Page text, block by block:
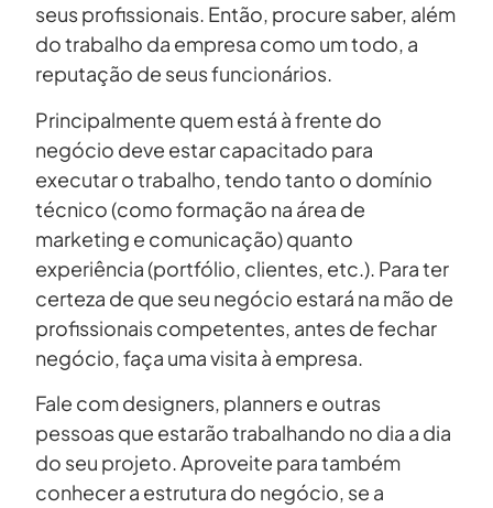
seus profissionais. Então, procure saber, além
do trabalho da empresa como um todo, a
reputação de seus funcionários.
Principalmente quem está à frente do
negócio deve estar capacitado para
executar o trabalho, tendo tanto o domínio
técnico (como formação na área de
marketing e comunicação) quanto
experiência (portfólio, clientes, etc.). Para ter
certeza de que seu negócio estará na mão de
profissionais competentes, antes de fechar
negócio, faça uma visita à empresa.
Fale com designers, planners e outras
pessoas que estarão trabalhando no dia a dia
do seu projeto. Aproveite para também
conhecer a estrutura do negócio, se a